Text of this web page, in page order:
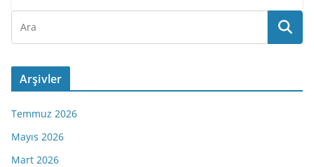
Arşivler
Temmuz 2026
Mayıs 2026
Mart 2026